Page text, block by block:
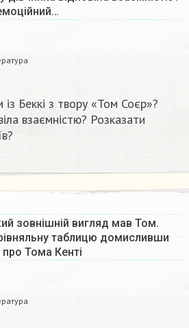
Беккі з твору «Том Соєр»?
взаємністю? Розказати
зовнішній вигляд мав Том.
таблицю домисливши
Тома Кенті